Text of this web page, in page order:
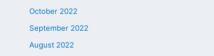
October 2022
September 2022
August 2022